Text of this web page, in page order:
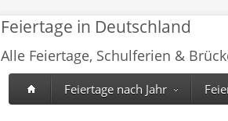
Feiertage in Deutschland
Alle Feiertage, Schulferien &
Feiertage nach Jahr